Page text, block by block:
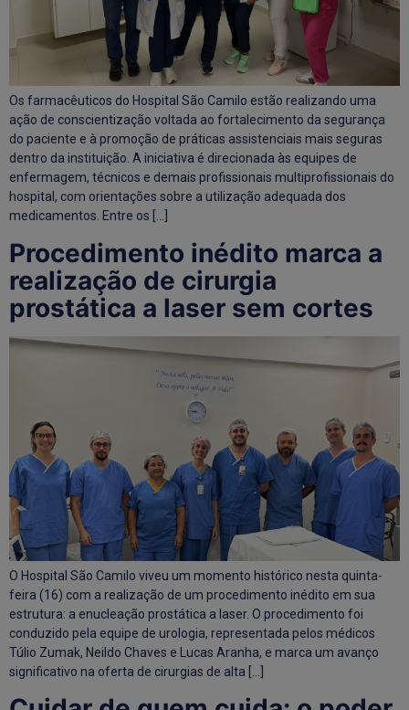
Os farmacêuticos do Hospital São Camilo estão realizando uma
ação de conscientização voltada ao fortalecimento da segurança
do paciente e à promoção de práticas assistenciais mais seguras
dentro da instituição. A iniciativa é direcionada às equipes de
enfermagem, técnicos e demais profissionais multiprofissionais do
hospital, com orientações sobre a utilização adequada dos
medicamentos. Entre os […]
Procedimento inédito marca a
realização de cirurgia
prostática a laser sem cortes
O Hospital São Camilo viveu um momento histórico nesta quinta-
feira (16) com a realização de um procedimento inédito em sua
estrutura: a enucleação prostática a laser. O procedimento foi
conduzido pela equipe de urologia, representada pelos médicos
Túlio Zumak, Neildo Chaves e Lucas Aranha, e marca um avanço
significativo na oferta de cirurgias de alta […]